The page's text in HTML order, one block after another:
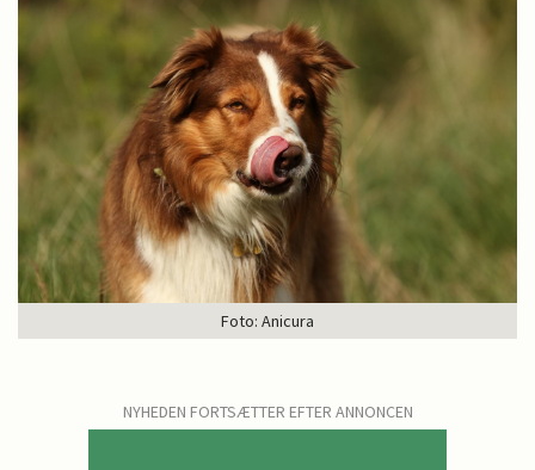
Foto: Anicura
NYHEDEN FORTSÆTTER EFTER ANNONCEN